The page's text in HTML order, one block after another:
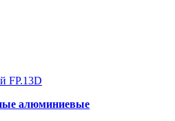
алюминиевые